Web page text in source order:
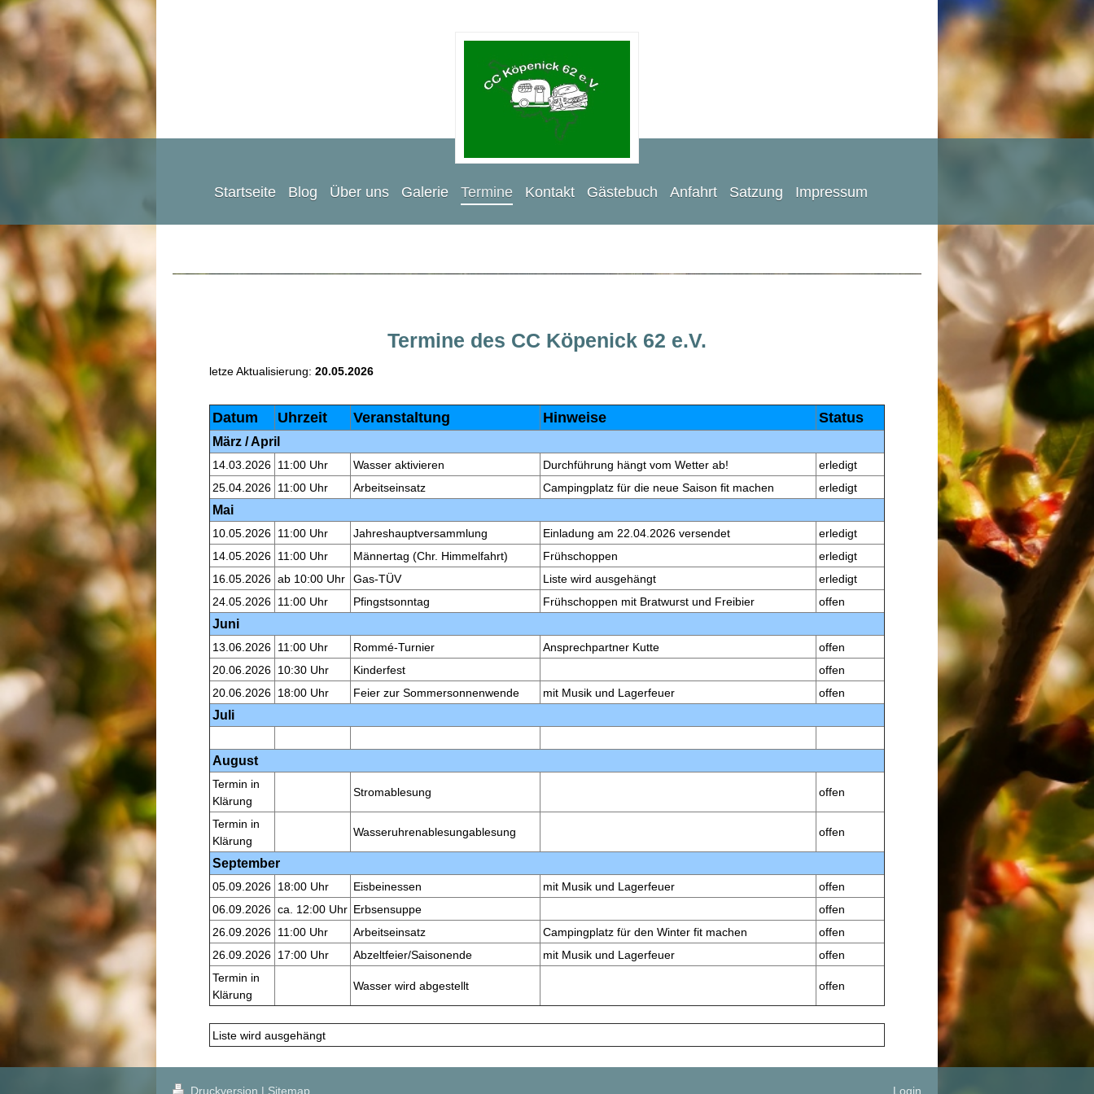
Startseite Blog Über uns Galerie Termine Kontakt Gästebuch Anfahrt Satzung Impressum
Termine des CC Köpenick 62 e.V.
letze Aktualisierung: 20.05.2026
Datum Uhrzeit Veranstaltung Hinweise Status
März / April
14.03.2026 11:00 Uhr Wasser aktivieren Durchführung hängt vom Wetter ab!
erledigt
25.04.2026 11:00 Uhr Arbeitseinsatz Campingplatz für die neue Saison fit machen erledigt
Mai
10.05.2026 11:00 Uhr Jahreshauptversammlung Einladung am 22.04.2026 versendet
erledigt
14.05.2026 11:00 Uhr Männertag (Chr. Himmelfahrt) Frühschoppen
erledigt
16.05.2026 ab 10:00 Uhr Gas-TÜV Liste wird ausgehängt
erledigt
24.05.2026 11:00 Uhr Pfingstsonntag Frühschoppen mit Bratwurst und Freibier offen
Juni
13.06.2026 11:00 Uhr Rommé-Turnier Ansprechpartner Kutte
offen
20.06.2026 10:30 Uhr Kinderfest
offen
20.06.2026 18:00 Uhr Feier zur Sommersonnenwende mit Musik und Lagerfeuer offen
Juli
August
Termin in
Klärung
Stromablesung offen
Termin in
Klärung
Wasseruhrenablesungablesung offen
September
05.09.2026 18:00 Uhr Eisbeinessen mit Musik und Lagerfeuer
offen
06.09.2026 ca. 12:00 Uhr Erbsensuppe
offen
26.09.2026 11:00 Uhr Arbeitseinsatz Campingplatz für den Winter fit machen
offen
26.09.2026 17:00 Uhr Abzeltfeier/Saisonende mit Musik und Lagerfeuer
offen
Termin in
Klärung
Wasser wird abgestellt offen
Liste wird ausgehängt
Druckversion | Sitemap Login